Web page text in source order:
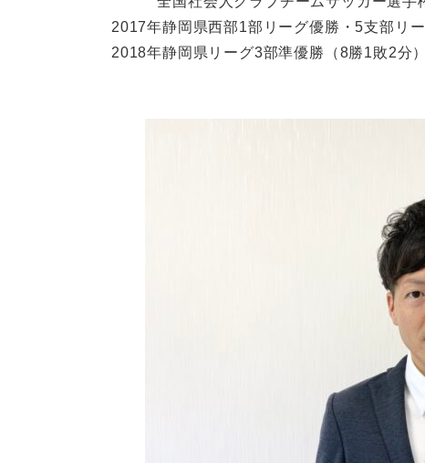
2017年静岡県西部1部リーグ優勝・5支部リ
2018年静岡県リーグ3部準優勝（8勝1敗2分）